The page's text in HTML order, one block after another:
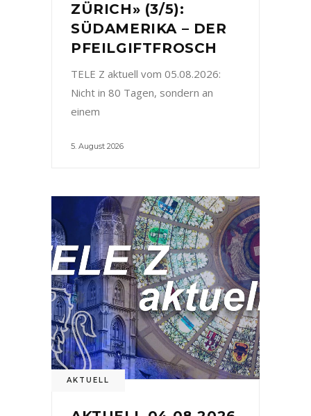
ZÜRICH» (3/5):
SÜDAMERIKA – DER
PFEILGIFTFROSCH
TELE Z aktuell vom 05.08.2026:
Nicht in 80 Tagen, sondern an
einem
5. August 2026
AKTUELL